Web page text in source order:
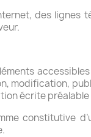
des lignes
modification,
écrite préalable
constitutive